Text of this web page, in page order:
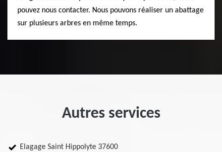
pouvez nous contacter. Nous pouvons réaliser un abattage
sur plusieurs arbres en même temps.
Autres services
Elagage Saint Hippolyte 37600